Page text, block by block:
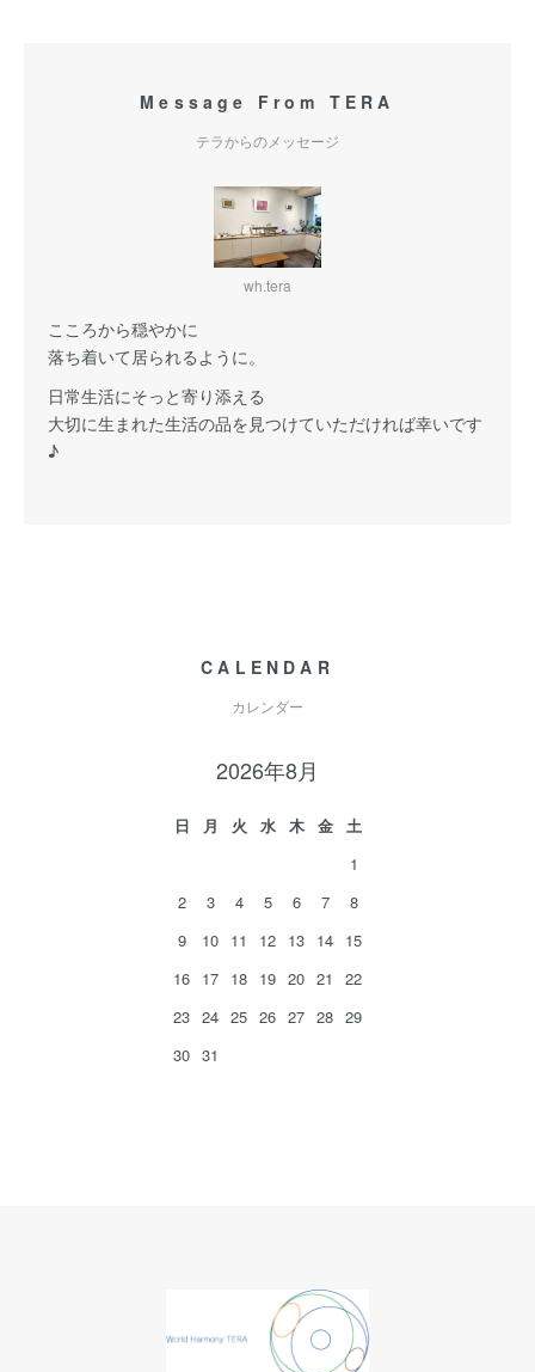
Message From TERA
テラからのメッセージ
wh.tera
こころから穏やかに
落ち着いて居られるように。
日常生活にそっと寄り添える
大切に生まれた生活の品を見つけていただければ幸いです
♪
CALENDAR
カレンダー
2026年8月
日 月 火 水 木 金
土
1
2
3 4 5 6 7
8
9
10 11 12 13 14 15
16 17 18 19 20 21
22
23 24 25 26 27 28 29
30 31